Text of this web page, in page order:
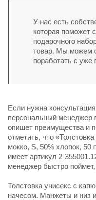
У нас есть
которая поможет
подарочного
товар. Мы можем
поработать с уже
Если нужна
персональный менеджер
опишет преимущества и
отметить, что
мокко, S, 50% хлопок, 50
имеет артикул 2-
менеджер быстро
Толстовка унисекс с
начесом. Манжеты и низ